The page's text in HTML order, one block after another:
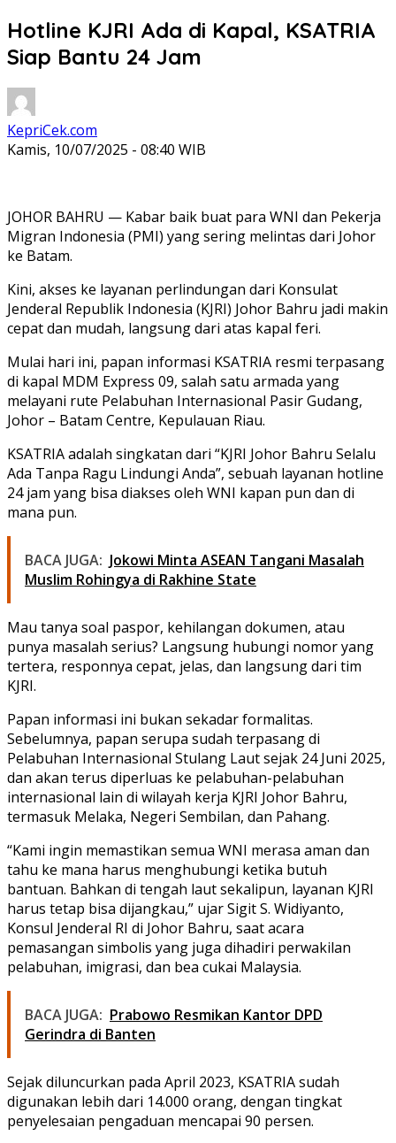
Hotline KJRI Ada di Kapal, KSATRIA
Siap Bantu 24 Jam
KepriCek.com
Kamis, 10/07/2025 - 08:40 WIB
JOHOR BAHRU — Kabar baik buat para WNI dan Pekerja
Migran Indonesia (PMI) yang sering melintas dari Johor
ke Batam.
Kini, akses ke layanan perlindungan dari Konsulat
Jenderal Republik Indonesia (KJRI) Johor Bahru jadi makin
cepat dan mudah, langsung dari atas kapal feri.
Mulai hari ini, papan informasi KSATRIA resmi terpasang
di kapal MDM Express 09, salah satu armada yang
melayani rute Pelabuhan Internasional Pasir Gudang,
Johor – Batam Centre, Kepulauan Riau.
KSATRIA adalah singkatan dari “KJRI Johor Bahru Selalu
Ada Tanpa Ragu Lindungi Anda”, sebuah layanan hotline
24 jam yang bisa diakses oleh WNI kapan pun dan di
mana pun.
BACA JUGA: Jokowi Minta ASEAN Tangani Masalah
Muslim Rohingya di Rakhine State
Mau tanya soal paspor, kehilangan dokumen, atau
punya masalah serius? Langsung hubungi nomor yang
tertera, responnya cepat, jelas, dan langsung dari tim
KJRI.
Papan informasi ini bukan sekadar formalitas.
Sebelumnya, papan serupa sudah terpasang di
Pelabuhan Internasional Stulang Lautsejak 24 Juni 2025,
dan akan terus diperluas ke pelabuhan-pelabuhan
internasional lain di wilayah kerja KJRI Johor Bahru,
termasuk Melaka, Negeri Sembilan, dan Pahang.
“Kami ingin memastikan semua WNI merasa aman dan
tahu ke mana harus menghubungi ketika butuh
bantuan. Bahkan di tengah laut sekalipun, layanan KJRI
harus tetap bisa dijangkau,” ujarSigit S. Widiyanto,
Konsul Jenderal RI di Johor Bahru, saat acara
pemasangan simbolis yang juga dihadiri perwakilan
pelabuhan, imigrasi, dan bea cukai Malaysia.
BACA JUGA: Prabowo Resmikan Kantor DPD
Gerindra di Banten
Sejak diluncurkan pada April 2023, KSATRIA sudah
digunakan lebih dari 14.000 orang, dengan tingkat
penyelesaian pengaduan mencapai 90 persen.